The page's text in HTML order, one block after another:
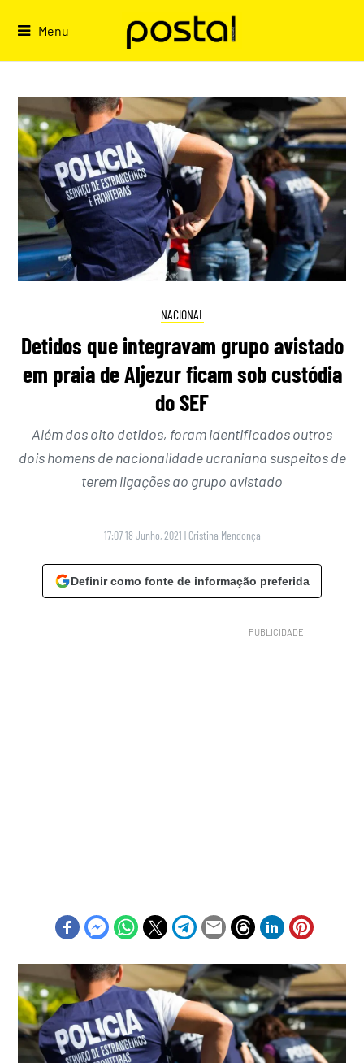
Menu
NACIONAL
Detidos que integravam grupo avistado
em praia de Aljezur ficam sob custódia
do SEF
Além dos oito detidos, foram identificados outros
dois homens de nacionalidade ucraniana suspeitos de
terem ligações ao grupo avistado
17:07 18 Junho, 2021 | Cristina Mendonça
Definir como fonte de informação preferida